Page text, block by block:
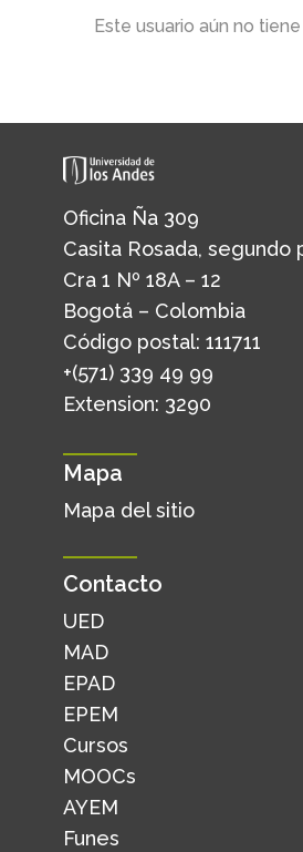
Este usuario aún no
Oficina Ña 309
Casita Rosada, segundo
Cra 1 Nº 18A – 12
Bogotá – Colombia
Código postal: 111711
+(571) 339 49 99
Extension: 3290
Mapa
Mapa del sitio
Contacto
UED
MAD
EPAD
EPEM
Cursos
MOOCs
AYEM
Funes